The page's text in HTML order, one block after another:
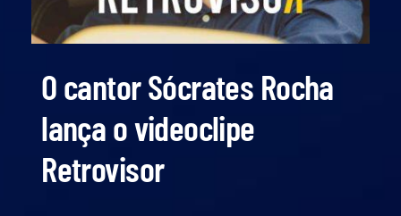
O cantor Sócrates Rocha
lança o videoclipe
Retrovisor